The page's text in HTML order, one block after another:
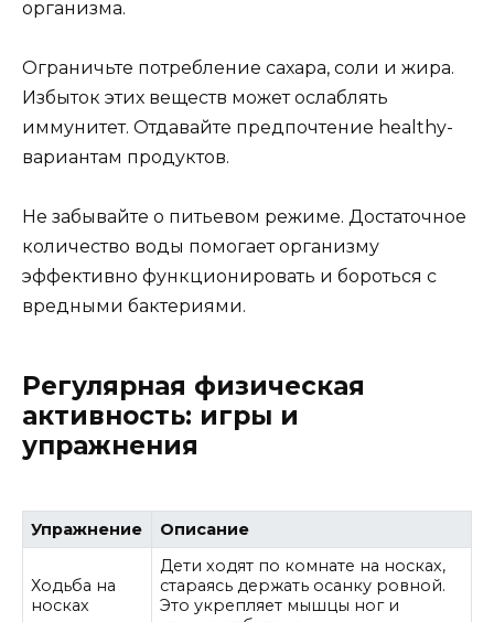
организма.
Ограничьте потребление сахара, соли и жира.
Избыток этих веществ может ослаблять
иммунитет. Отдавайте предпочтение healthy-
вариантам продуктов.
Не забывайте о питьевом режиме. Достаточное
количество воды помогает организму
эффективно функционировать и бороться с
вредными бактериями.
Регулярная физическая
активность: игры и
упражнения
Упражнение Описание
Ходьба на
носках
Дети ходят по комнате на носках,
стараясь держать осанку ровной.
Это укрепляет мышцы ног и